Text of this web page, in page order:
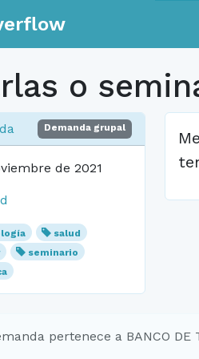
o
Demanda grupal
de 2021
salud
seminario
pertenece a BANCO DE